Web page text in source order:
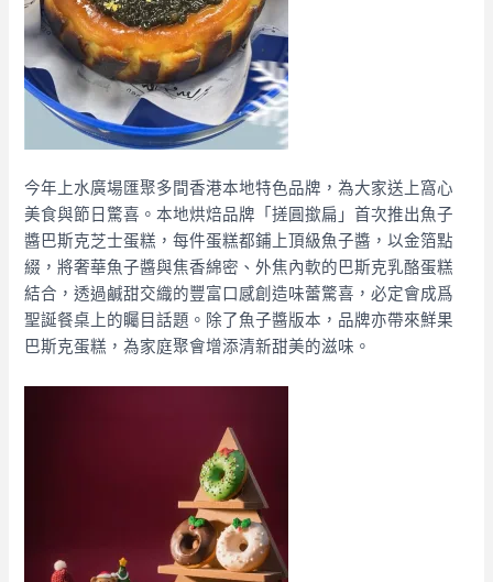
今年上水廣場匯聚多間香港本地特色品牌，為大家送上窩心
美食與節日驚喜。本地烘焙品牌「搓圓撳扁」首次推出魚子
醬巴斯克芝士蛋糕，每件蛋糕都鋪上頂級魚子醬，以金箔點
綴，將奢華魚子醬與焦香綿密、外焦內軟的巴斯克乳酪蛋糕
結合，透過鹹甜交織的豐富口感創造味蕾驚喜，必定會成爲
聖誕餐桌上的矚目話題。除了魚子醬版本，品牌亦帶來鮮果
巴斯克蛋糕，為家庭聚會增添清新甜美的滋味。